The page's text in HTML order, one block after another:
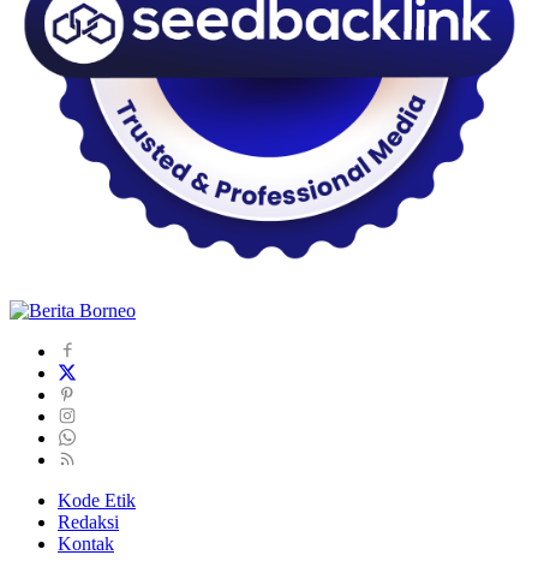
Kode Etik
Redaksi
Kontak